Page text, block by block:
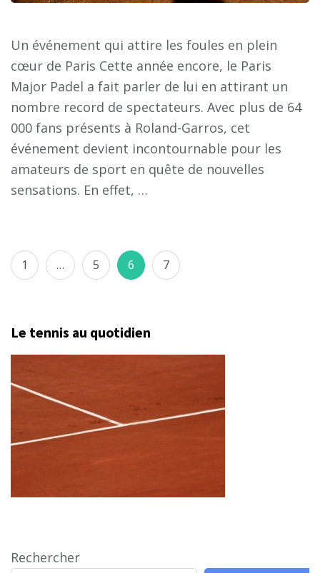
Un événement qui attire les foules en plein
cœur de Paris Cette année encore, le Paris
Major Padel a fait parler de lui en attirant un
nombre record de spectateurs. Avec plus de 64
000 fans présents à Roland-Garros, cet
événement devient incontournable pour les
amateurs de sport en quête de nouvelles
sensations. En effet, …
Pagination
des
Page
1 … Page
5 Page
6 Page
7
Le tennis au quotidien
Rechercher